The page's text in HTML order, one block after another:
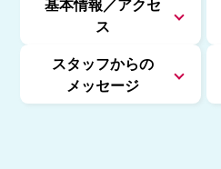
基本情報／アクセ
ス
スタッフからの
メッセージ